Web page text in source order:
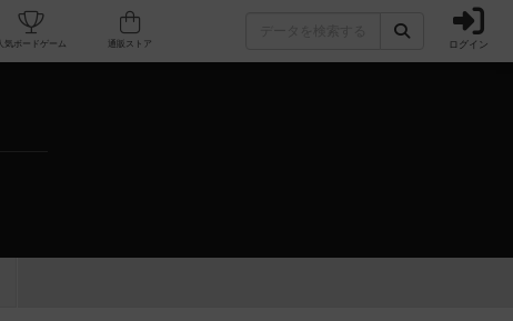
カフェ/店舗 人気ボードゲーム ログイン